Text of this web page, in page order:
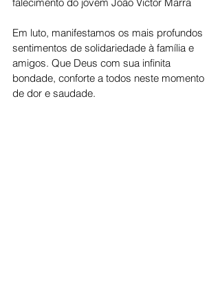
Em luto, manifestamos os mais profundos
sentimentos de solidariedade à família e
amigos. Que Deus com sua infinita
bondade, conforte a todos neste momento
de dor e saudade.